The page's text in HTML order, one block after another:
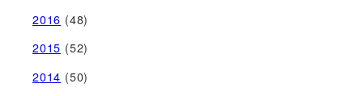
2016 (48)
2015 (52)
2014 (50)